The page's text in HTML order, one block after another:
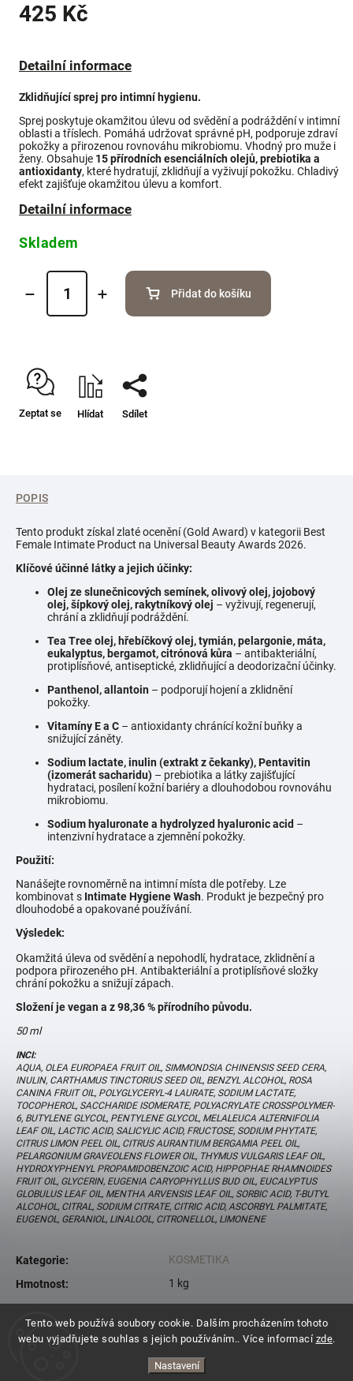
Tento web používá soubory cookie. Dalším procházením tohoto
webu vyjadřujete souhlas s jejich používáním.. Více informací zde.
Nastavení
425 Kč
Detailní informace
Zklidňující sprej pro intimní hygienu.
Sprej poskytuje okamžitou úlevu od svědění a podráždění v intimní
oblasti a tříslech. Pomáhá udržovat správné pH, podporuje zdraví
pokožky a přirozenou rovnováhu mikrobiomu. Vhodný pro muže i
ženy. Obsahuje 15 přírodních esenciálních olejů, prebiotika a
antioxidanty, které hydratují, zklidňují a vyživují pokožku. Chladivý
efekt zajišťuje okamžitou úlevu a komfort.
Detailní informace
Skladem
Přidat do košíku
Zeptat se Hlídat Sdílet
POPIS
Tento produkt získal zlaté ocenění (Gold Award) v kategorii Best
Female Intimate Product na Universal Beauty Awards 2026.
Klíčové účinné látky a jejich účinky:
Olej ze slunečnicových semínek, olivový olej, jojobový
olej, šípkový olej, rakytníkový olej – vyživují, regenerují,
chrání a zklidňují podráždění.
Tea Tree olej, hřebíčkový olej, tymián, pelargonie, máta,
eukalyptus, bergamot, citrónová kůra – antibakteriální,
protiplísňové, antiseptické, zklidňující a deodorizační účinky.
Panthenol, allantoin – podporují hojení a zklidnění
pokožky.
Vitamíny E a C – antioxidanty chránící kožní buňky a
snižující záněty.
Sodium lactate, inulin (extrakt z čekanky), Pentavitin
(izomerát sacharidu) – prebiotika a látky zajišťující
hydrataci, posílení kožní bariéry a dlouhodobou rovnováhu
mikrobiomu.
Sodium hyaluronate a hydrolyzed hyaluronic acid –
intenzivní hydratace a zjemnění pokožky.
Použití:
Nanášejte rovnoměrně na intimní místa dle potřeby. Lze
kombinovat s Intimate Hygiene Wash. Produkt je bezpečný pro
dlouhodobé a opakované používání.
Výsledek:
Okamžitá úleva od svědění a nepohodlí, hydratace, zklidnění a
podpora přirozeného pH. Antibakteriální a protiplísňové složky
chrání pokožku a snižují zápach.
Složení je vegan a z 98,36 % přírodního původu.
50 ml
INCI:
AQUA, OLEA EUROPAEA FRUIT OIL, SIMMONDSIA CHINENSIS SEED CERA,
INULIN, CARTHAMUS TINCTORIUS SEED OIL, BENZYL ALCOHOL, ROSA
CANINA FRUIT OIL, POLYGLYCERYL-4 LAURATE, SODIUM LACTATE,
TOCOPHEROL, SACCHARIDE ISOMERATE, POLYACRYLATE CROSSPOLYMER-
6, BUTYLENE GLYCOL, PENTYLENE GLYCOL, MELALEUCA ALTERNIFOLIA
LEAF OIL, LACTIC ACID, SALICYLIC ACID, FRUCTOSE, SODIUM PHYTATE,
CITRUS LIMON PEEL OIL, CITRUS AURANTIUM BERGAMIA PEEL OIL,
PELARGONIUM GRAVEOLENS FLOWER OIL, THYMUS VULGARIS LEAF OIL,
HYDROXYPHENYL PROPAMIDOBENZOIC ACID, HIPPOPHAE RHAMNOIDES
FRUIT OIL, GLYCERIN, EUGENIA CARYOPHYLLUS BUD OIL, EUCALYPTUS
GLOBULUS LEAF OIL, MENTHA ARVENSIS LEAF OIL, SORBIC ACID, T-BUTYL
ALCOHOL, CITRAL, SODIUM CITRATE, CITRIC ACID, ASCORBYL PALMITATE,
EUGENOL, GERANIOL, LINALOOL, CITRONELLOL, LIMONENE
Kategorie:
KOSMETIKA
Hmotnost: 1 kg